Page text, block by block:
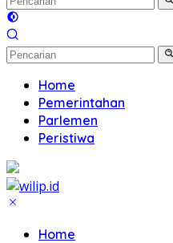
Home
Pemerintahan
Parlemen
Peristiwa
Home